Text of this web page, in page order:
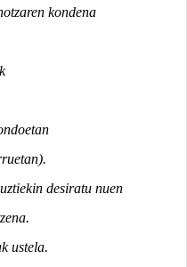
kondena
desiratu nuen
ustela.